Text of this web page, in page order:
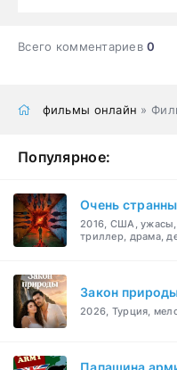
Всего комментариев0
фильмы онлайн »
Популярное:
Очень
2016, США, ужасы,
триллер, драма,
Закон
2026, Турция,